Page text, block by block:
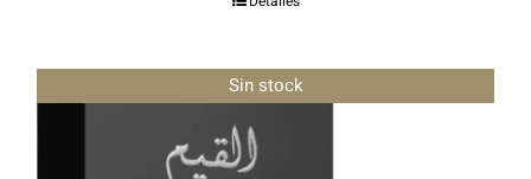
Sin stock